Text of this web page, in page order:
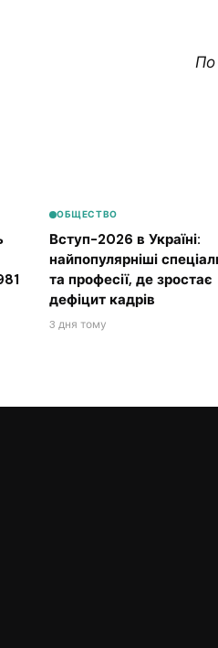
ОБЩЕСТВО
Вступ-2026 в Україні:
найпопулярніші
та професії, де зростає
дефіцит кадрів
3 дня тому